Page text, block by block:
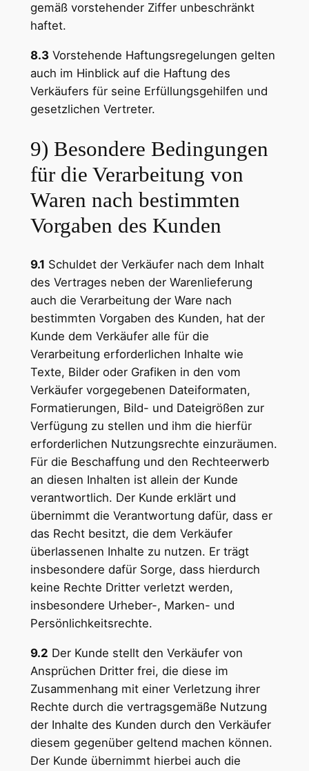
gemäß vorstehender Ziffer unbeschränkt
haftet.
8.3Vorstehende Haftungsregelungen gelten
auch im Hinblick auf die Haftung des
Verkäufers für seine Erfüllungsgehilfen und
gesetzlichen Vertreter.
9) Besondere Bedingungen
für die Verarbeitung von
Waren nach bestimmten
Vorgaben des Kunden
9.1 Schuldet der Verkäufer nach dem Inhalt
des Vertrages neben der Warenlieferung
auch die Verarbeitung der Ware nach
bestimmten Vorgaben des Kunden, hat der
Kunde dem Verkäufer alle für die
Verarbeitung erforderlichen Inhalte wie
Texte, Bilder oder Grafiken in den vom
Verkäufer vorgegebenen Dateiformaten,
Formatierungen, Bild- und Dateigrößen zur
Verfügung zu stellen und ihm die hierfür
erforderlichen Nutzungsrechte einzuräumen.
Für die Beschaffung und den Rechteerwerb
an diesen Inhalten ist allein der Kunde
verantwortlich. Der Kunde erklärt und
übernimmt die Verantwortung dafür, dass er
das Recht besitzt, die dem Verkäufer
überlassenen Inhalte zu nutzen. Er trägt
insbesondere dafür Sorge, dass hierdurch
keine Rechte Dritter verletzt werden,
insbesondere Urheber-, Marken- und
Persönlichkeitsrechte.
9.2 Der Kunde stellt den Verkäufer von
Ansprüchen Dritter frei, die diese im
Zusammenhang mit einer Verletzung ihrer
Rechte durch die vertragsgemäße Nutzung
der Inhalte des Kunden durch den Verkäufer
diesem gegenüber geltend machen können.
Der Kunde übernimmt hierbei auch die